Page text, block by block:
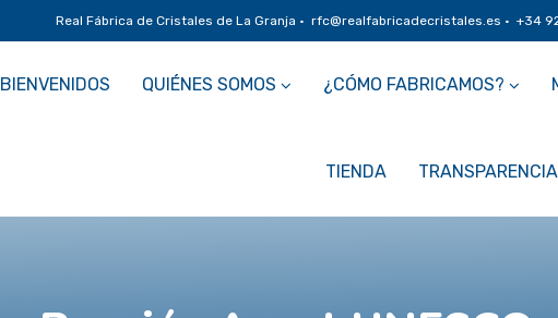
Real Fábrica de Cristales de La Granja · rfc@realfabricadecristales.es · +34
BIENVENIDOS QUIÉNES SOMOS ¿CÓMO FABRICAMOS?
TIENDA TRANSPARENCIA